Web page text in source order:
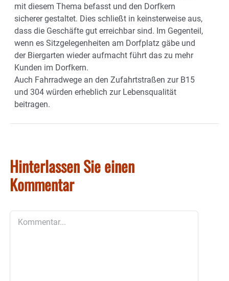
mit diesem Thema befasst und den Dorfkern
sicherer gestaltet. Dies schließt in keinsterweise aus,
dass die Geschäfte gut erreichbar sind. Im Gegenteil,
wenn es Sitzgelegenheiten am Dorfplatz gäbe und
der Biergarten wieder aufmacht führt das zu mehr
Kunden im Dorfkern.
Auch Fahrradwege an den Zufahrtstraßen zur B15
und 304 würden erheblich zur Lebensqualität
beitragen.
Hinterlassen Sie einen
Kommentar